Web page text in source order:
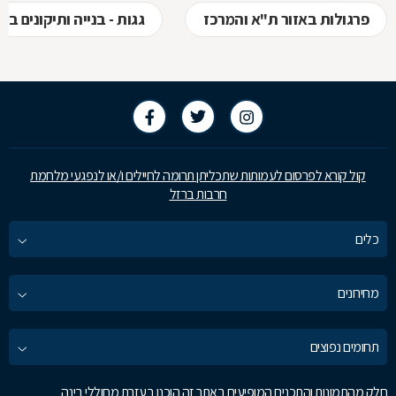
פרגולות באזור ת"א והמרכז גגות - בנייה ותיקונים
קול קורא לפרסום לעמותות שתכליתן תרומה לחיילים ו/או לנפגעי מלחמת
חרבות ברזל
כלים
מחירונים
תחומים נפוצים
חלק מהתמונות והתכנים המופיעים באתר זה הוכנו בעזרת מחוללי בינה